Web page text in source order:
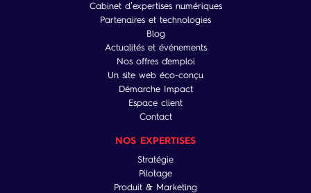
Cabinet d’expertises numériques
Partenaires et technologies
Blog
Actualités et événements
Nos offres d'emploi
Un site web éco-conçu
Démarche Impact
Espace client
Contact
NOS EXPERTISES
Stratégie
Pilotage
Produit & Marketing